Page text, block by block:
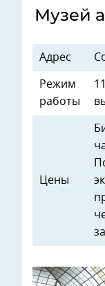
Музей
Адрес
Режим
работы
Цены